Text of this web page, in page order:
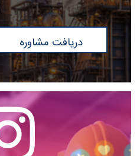
دریافت مشاوره